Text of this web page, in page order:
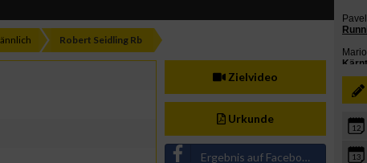
Robert Seidling Rb
Zielvideo
Urkunde
Ergebnis auf Facebook teilen
12
13